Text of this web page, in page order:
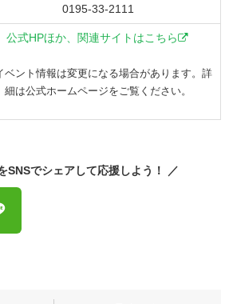
0195-33-2111
公式HPほか、関連サイトはこちら
ント情報は変更になる場合があります。詳
細は公式ホームページをご覧ください。
SNSでシェアして応援しよう！ ／